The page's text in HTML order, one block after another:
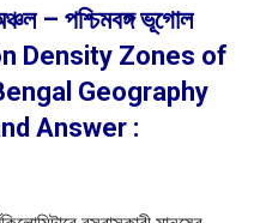
– পশ্চিমবঙ্গ ভূগোল
Density Zones of
Geography
Answer :